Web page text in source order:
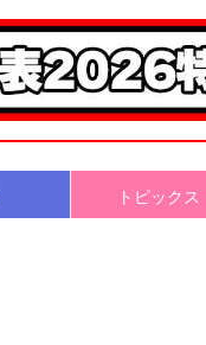
トピックス